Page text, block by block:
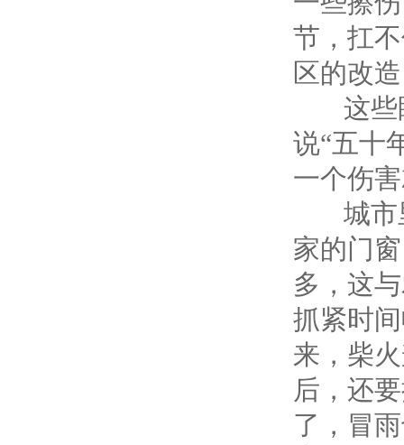
节，扛
区的改
这些眼
说“五十
一个伤
城市里
家的门
多，这
抓紧时
来，柴
后，还
了，冒